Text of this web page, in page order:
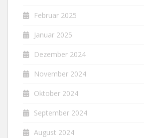
Februar 2025
Januar 2025
Dezember 2024
November 2024
Oktober 2024
September 2024
August 2024